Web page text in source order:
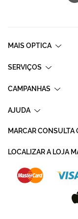
MAIS OPTICA
SERVIÇOS
CAMPANHAS
AJUDA
MARCAR CONSULTA
LOCALIZAR A LOJA